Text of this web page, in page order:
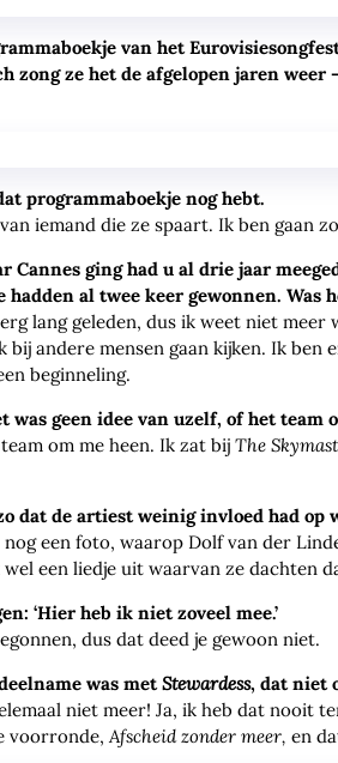
van het
zong ze het de afgelopen jaren
programmaboekje nog hebt.
iemand die ze spaart. Ik ben
Cannes ging had u al drie jaar
hadden al twee keer gewonnen. Was
lang geleden, dus ik weet niet
bij andere mensen gaan kijken. Ik ben
beginneling.
was geen idee van uzelf, of het team
om me heen. Ik zat bij The
dat de artiest weinig invloed had op
nog een foto, waarop Dolf van der
een liedje uit waarvan ze dachten
‘Hier heb ik niet zoveel mee.’
dus dat deed je gewoon niet.
was metStewardess, dat niet
niet meer! Ja, ik heb dat nooit
voorronde,Afscheid zonder meer, en